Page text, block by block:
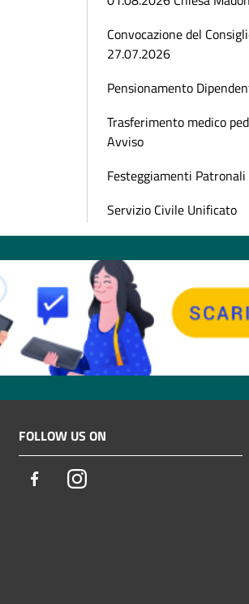
Convocazione del
27.07.2026
Pensionamento
Trasferimento medico
Avviso
Festeggiamenti
Servizio Civile Unificato
FOLLOW US ON
FacebookInstagram